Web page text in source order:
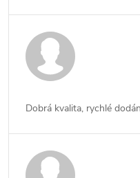
Dobrá kvalita, rychlé